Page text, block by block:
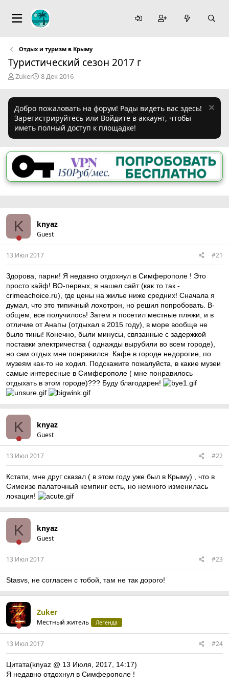
Отдых и туризм в Крыму
Туристический сезон 2017 г
А
р
т
е
м
ы
Zuker
Д
н
а
ч
а
л
8 Дек 2016
Добро пожаловать на форум! Рады видеть вас здесь!
Зарегистрируйтесь или Войдите в аккаунт, чтобы
иметь полный доступ к площадке!
K knyaz
Guest
13 Июл 2017 #21
Здорова, парни! Я недавно отдохнул в Симферополе ! Это
просто кайф! ВО-первых, я нашел сайт (как то так -
crimeachoice.ru), где цены на жилье ниже средних! Сначала я
думал, что это типичный лохотрон, но решил попробовать. В-
общем, все получилось! Затем я посетил местные пляжи, и в
отличие от Анапы (отдыхал в 2015 году), в море вообще не
было тины! Конечно, были минусы, связанные с задержкой
поставки электричества ( однажды вырубили во всем городе),
но сам отдых мне понравился. Кафе в городе недорогие, по
музеям как-то не ходил. Подскажите пожалуйста, в какие музеи
самые интересные в Симферополе ( мне понравилось
отдыхать в этом городе)??? Буду благодарен!
K knyaz
Guest
13 Июл 2017 #22
Кстати, мне друг сказал ( в этом году уже был в Крыму) , что в
Симеизе палаточный кемпинг есть, но немного изменилась
локация!
K knyaz
Guest
13 Июл 2017 #23
Stasvs, не согласен с тобой, там не так дорого!
Zuker
Местный житель Легенда
13 Июл 2017 #24
Цитата(knyaz @ 13 Июля, 2017, 14:17)
Я недавно отдохнул в Симферополе !